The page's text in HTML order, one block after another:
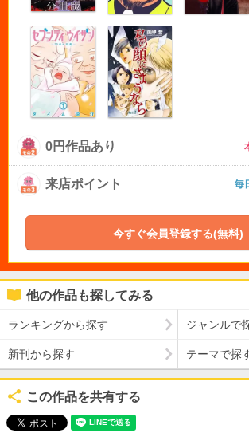
0円作品あり
来店ポイント 毎
今すぐ会員登録する(無料)
他の作品も探してみる
ランキングから探す ジャンルで
新刊から探す テーマで探
この作品を共有する